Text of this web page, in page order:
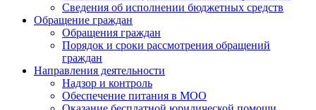
Сведения об исполнении бюджетных средств
Обращение граждан
Обращения граждан
Порядок и сроки рассмотрения обращений
граждан
Направления деятельности
Надзор и контроль
Обеспечение питания в МОО